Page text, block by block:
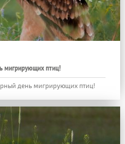
мигрирующих птиц!
день мигрирующих птиц!